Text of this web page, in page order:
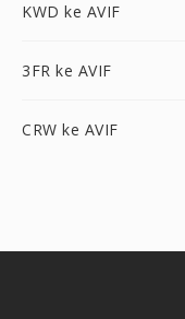
KWD ke AVIF
3FR ke AVIF
CRW ke AVIF